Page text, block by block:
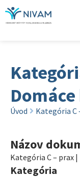
Úvod Kategória C
Názov
Kategória C – prax
Kategória